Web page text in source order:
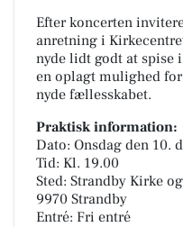
Efter koncerten
anretning i
nyde lidt godt at spise
en oplagt mulighed
nyde fællesskabet.
Praktisk information:
Dato: Onsdag den 10.
Tid: Kl. 19.00
Sted: Strandby Kirke
9970 Strandby
Entré: Fri entré